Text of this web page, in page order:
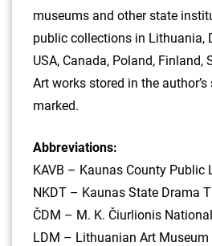
museums and other state
public collections in Lithuania,
USA, Canada, Poland, Finland,
Art works stored in the
marked.
Abbreviations:
KAVB – Kaunas County Public
NKDT – Kaunas State Drama
ČDM – M. K. Čiurlionis
LDM – Lithuanian Art Museum